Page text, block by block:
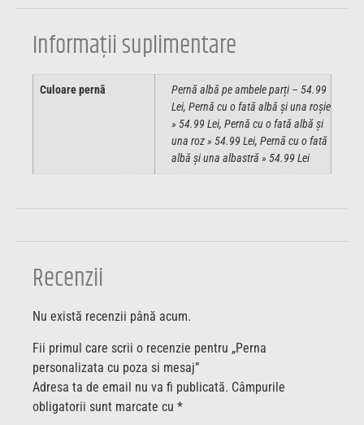
Informații suplimentare
Culoare pernă
Pernă albă pe ambele parți – 54.99
Lei, Pernă cu o fată albă și una roșie
» 54.99 Lei, Pernă cu o fată albă și
una roz » 54.99 Lei, Pernă cu o fată
albă și una albastră » 54.99 Lei
Recenzii
Nu există recenzii până acum.
Fii primul care scrii o recenzie pentru „Perna
personalizata cu poza si mesaj”
Adresa ta de email nu va fi publicată. Câmpurile
obligatorii sunt marcate cu *